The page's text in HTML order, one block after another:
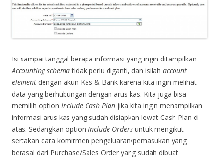
Isi sampai tanggal berapa informasi yang ingin ditampilkan.
Accounting schematidak perlu diganti, dan isilah account
element dengan akun Kas & Bank karena kita ingin melihat
data yang berhubungan dengan arus kas. Kita juga bisa
memilih option Include Cash Plan jika kita ingin menampilkan
informasi arus kas yang sudah disiapkan lewat Cash Plan di
atas. Sedangkan option Include Orders untuk mengikut-
sertakan data komitmen pengeluaran/pemasukan yang
berasal dari Purchase/Sales Order yang sudah dibuat